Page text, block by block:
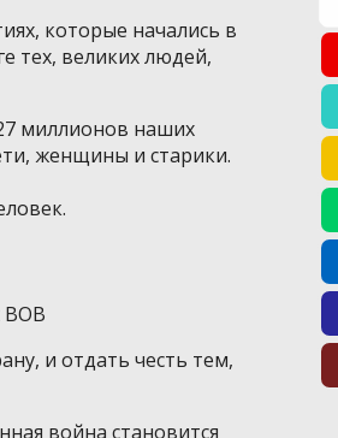
которые начались в
тех, великих людей,
миллионов наших
женщины и старики.
ВОВ
и отдать честь тем,
война становится